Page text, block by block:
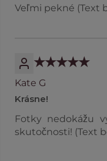
Veľmi pekné (Text
Kate G
Krásne!
Fotky nedokážu
skutočnosti! (Text